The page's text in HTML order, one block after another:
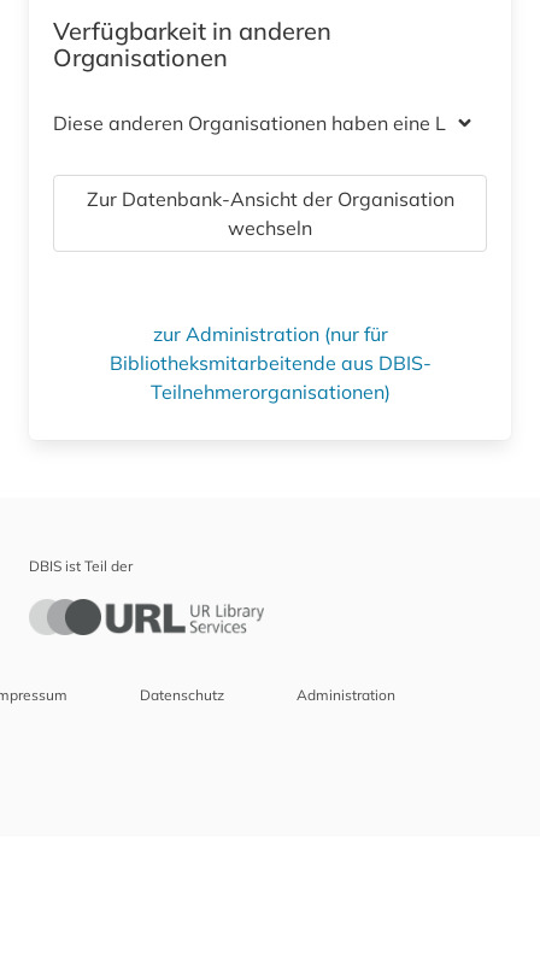
Verfügbarkeit in anderen
Organisationen
Diese anderen Organisationen haben eine Lizenz
Zur Datenbank-Ansicht der Organisation
wechseln
zur Administration (nur für
Bibliotheksmitarbeitende aus DBIS-
Teilnehmerorganisationen)
DBIS ist Teil der
Datenschutz Administration